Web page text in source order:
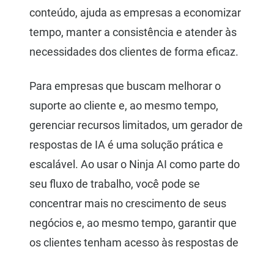
conteúdo, ajuda as empresas a economizar
tempo, manter a consistência e atender às
necessidades dos clientes de forma eficaz.
Para empresas que buscam melhorar o
suporte ao cliente e, ao mesmo tempo,
gerenciar recursos limitados, um gerador de
respostas de IA é uma solução prática e
escalável. Ao usar o Ninja AI como parte do
seu fluxo de trabalho, você pode se
concentrar mais no crescimento de seus
negócios e, ao mesmo tempo, garantir que
os clientes tenham acesso às respostas de